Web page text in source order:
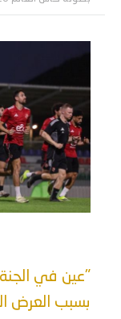
"عين في
بسبب العرض